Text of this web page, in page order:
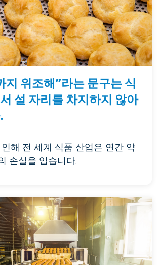
지 위조해”라는 문구는 식
설 자리를 차지하지 않아
해 전 세계 식품 산업은 연간 약
손실을 입습니다.